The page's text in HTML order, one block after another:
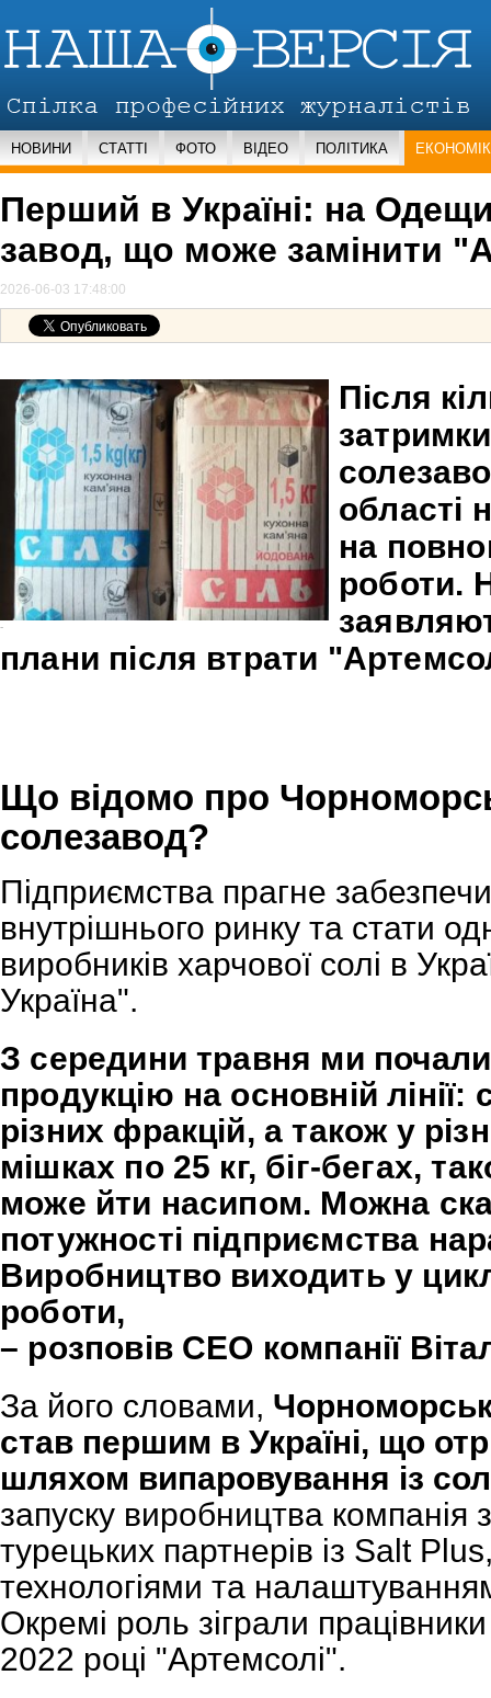
НОВИНИ СТАТТІ ФОТО ВІДЕО ПОЛІТИКА
Перший в Україні: на
завод, що може замінити
2026-06-03 17:48:00
-
Після
області
на
роботи.
плани після втрати
Що відомо про
солезавод?
Підприємства прагне
внутрішнього ринку та стати
виробників харчової солі в
Україна".
З середини травня ми
продукцію на основній лінії:
різних фракцій, а також у
мішках по 25 кг, біг-бегах,
може йти насипом. Можна
потужності підприємства
Виробництво виходить у
роботи,
– розповів СЕО компанії
За його словами,
став першим в Україні, що
шляхом випаровування із
запуску виробництва компанія
турецьких партнерів із Salt
технологіями та
Окремі роль зіграли
2022 році "Артемсолі".